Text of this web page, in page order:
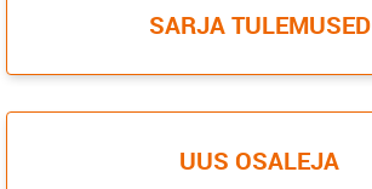
SARJA TULEMUSED
UUS OSALEJA